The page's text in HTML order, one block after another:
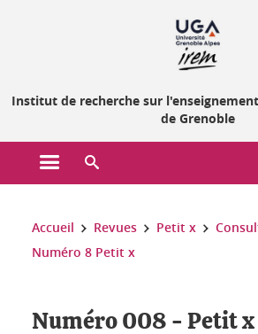
Institut de recherche sur
de Grenoble
Ouvrir le menu principal
Vous êtes ici :
Accueil Revues Petit x
Numéro 8 Petit x
Numéro 008 - Petit